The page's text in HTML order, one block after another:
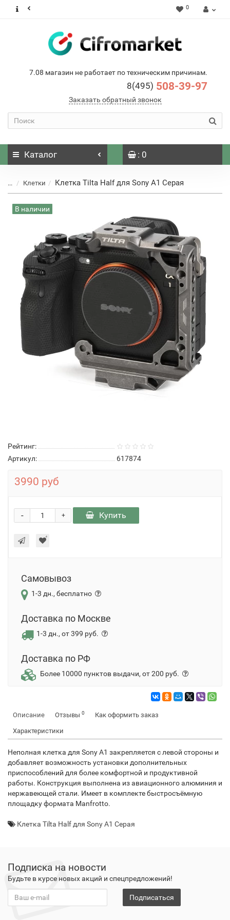
0
7.08 магазин не работает по техническим причинам.
8(495) 508-39-97
Заказать обратный звонок
Каталог : 0
... Клетки Клетка Tilta Half для Sony A1 Серая
В наличии
Рейтинг:
Артикул:
617874
3990 руб
+
- Купить
Самовывоз
1-3 дн., бесплатно
Доставка по Москве
1-3 дн., от 399 руб.
Доставка по РФ
Более 10000 пунктов выдачи, от 200 руб.
Описание Отзывы 0 Как оформить заказ
Характеристики
Неполная клетка для Sony A1 закрепляется с левой стороны и
добавляет возможность установки дополнительных
приспособлений для более комфортной и продуктивной
работы. Конструкция выполнена из авиационного алюминия и
нержавеющей стали. Имеет в комплекте быстросъёмную
площадку формата Manfrotto.
Клетка Tilta Half для Sony A1 Серая
Подписка на новости
Будьте в курсе новых акций и спецпредложений!
Подписаться